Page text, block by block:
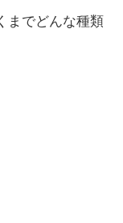
までどんな種類